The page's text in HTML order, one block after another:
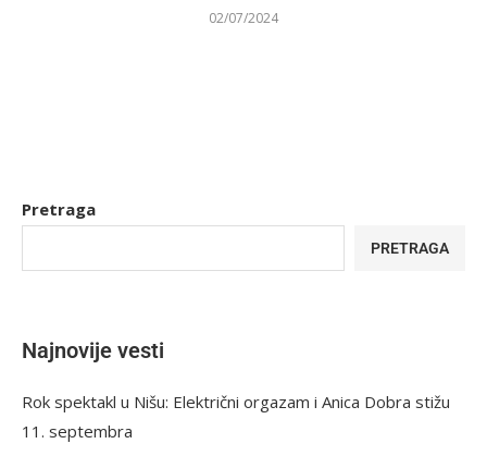
02/07/2024
Pretraga
PRETRAGA
Najnovije vesti
Rok spektakl u Nišu: Električni orgazam i Anica Dobra stižu
11. septembra